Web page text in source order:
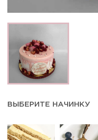
ВЫБЕРИТЕ НАЧИНКУ